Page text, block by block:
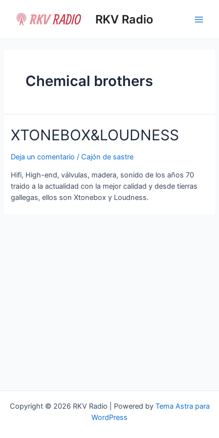
contenido
RKV Radio
Chemical brothers
XTONEBOX&LOUDNESS
Deja un comentario /Cajón de sastre
Hifi, High-end, válvulas, madera, sonido de los años 70
traido a la actualidad con la mejor calidad y desde tierras
gallegas, ellos son Xtonebox y Loudness.
Copyright © 2026 RKV Radio | Powered by Tema Astra para
WordPress